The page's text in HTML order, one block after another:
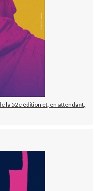
la 52e édition et, en attendant,